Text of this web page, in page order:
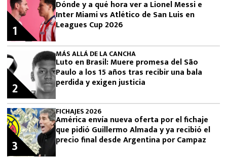
Dónde y a qué hora ver a Lionel Messi e
Inter Miami vs Atlético de San Luis en
Leagues Cup 2026
1
MÁS ALLÁ DE LA CANCHA
Luto en Brasil: Muere promesa del São
Paulo a los 15 años tras recibir una bala
perdida y exigen justicia
2
FICHAJES 2026
América envía nueva oferta por el fichaje
que pidió Guillermo Almada y ya recibió el
precio final desde Argentina por Campaz
3